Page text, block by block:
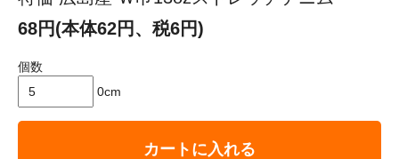
68円(本体62円、税6円)
個数
0cm
カートに入れる